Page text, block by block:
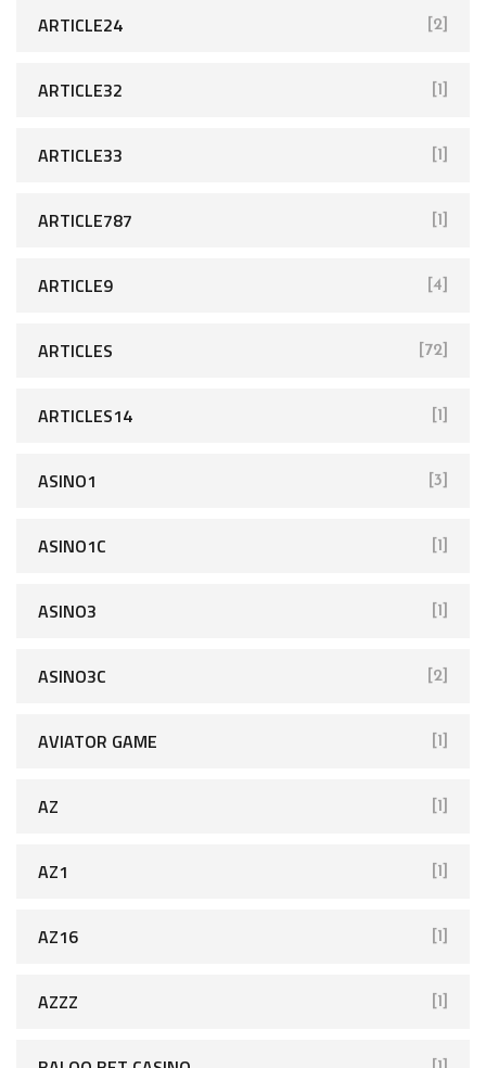
ARTICLE24 [2]
ARTICLE32 [1]
ARTICLE33 [1]
ARTICLE787 [1]
ARTICLE9 [4]
ARTICLES [72]
ARTICLES14 [1]
ASINO1 [3]
ASINO1C [1]
ASINO3 [1]
ASINO3C [2]
AVIATOR GAME [1]
AZ [1]
AZ1 [1]
AZ16 [1]
AZZZ [1]